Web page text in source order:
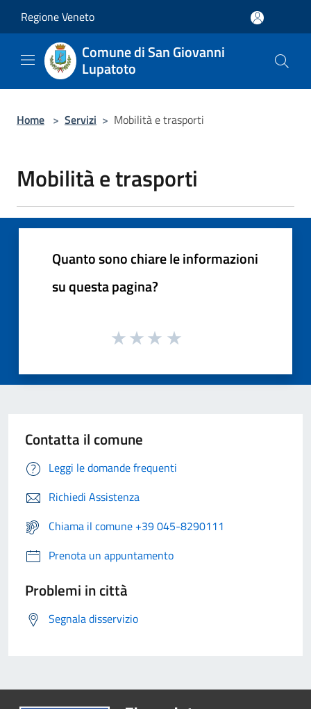
Regione Veneto
Comune di San Giovanni
Lupatoto
Home > Servizi > Mobilità e trasporti
Mobilità e trasporti
Quanto sono chiare le informazioni
su questa pagina?
Contatta il comune
Leggi le domande frequenti
Richiedi Assistenza
Chiama il comune +39 045-8290111
Prenota un appuntamento
Problemi in città
Segnala disservizio